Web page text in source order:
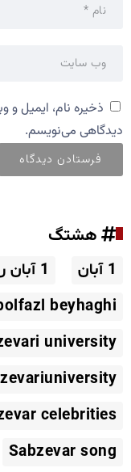
ذخیره نام، ایمیل و
دیدگاهی می‌نویسم.
هشتگ
1 آبان
1 آبان روز ملی بیهقی
beyhaghi
university
celebrities
Sabzevar song